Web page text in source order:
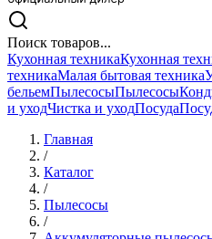
Поиск товаров...
Кухонная техникаКухонная
техникаМалая бытовая техника
бельемПылесосыПылесосы
и уходЧистка и уходПосуда
Главная
/
Каталог
/
Пылесосы
/